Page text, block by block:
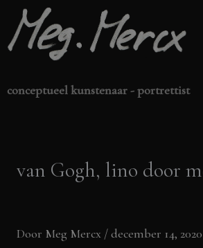
naar
de
conceptueel kunstenaar - portrettist
van Gogh, lino door
Door Meg Mercx /december 14, 2020